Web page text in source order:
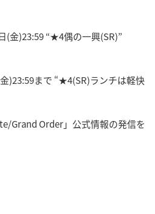
(金)23:59 “★4偶の一興(SR)”
)23:59まで “★4(SR)ランチは軽快
Grand Order」公式情報の発信を